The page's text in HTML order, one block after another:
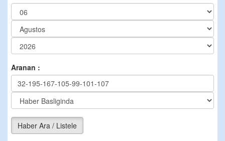
Aranan :
Haber Ara / Listele